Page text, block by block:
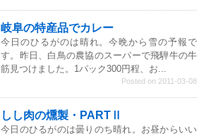
岐阜の特産品でカレー
今日のひるがのは晴れ。今晩から雪の予報で
す。昨日、白鳥の農協のスーパーで飛騨牛の牛
筋見つけました。1パック300円程、お...
Posted on 2011-03-08
しし肉の燻製・PARTⅡ
今日のひるがのは曇りのち晴れ。お昼からいい